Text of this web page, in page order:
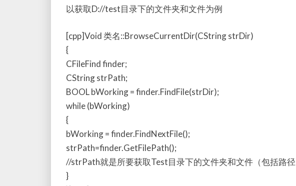
以获取D://test目录下的文件夹和文件为例
[cpp]Void 类名::BrowseCurrentDir(CString strDir)
{
CFileFind finder;
CString strPath;
BOOL bWorking = finder.FindFile(strDir);
while (bWorking)
{
bWorking = finder.FindNextFile();
strPath=finder.GetFilePath();
//strPath就是所要获取Test目录下的文件夹和文件（包括路径
}